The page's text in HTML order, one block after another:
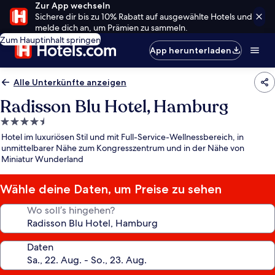
Zur App wechseln
Sichere dir bis zu 10% Rabatt auf ausgewählte Hotels und
melde dich an, um Prämien zu sammeln.
Zum Hauptinhalt springen
App herunterladen
Alle Unterkünfte anzeigen
Radisson Blu Hotel, Hamburg
4.5-
Sterne-
Unterkunft
Hotel im luxuriösen Stil und mit Full-Service-Wellnessbereich, in
unmittelbarer Nähe zum Kongresszentrum und in der Nähe von
Miniatur Wunderland
Wähle deine Daten, um Preise zu sehen
Wo soll’s hingehen?
Daten